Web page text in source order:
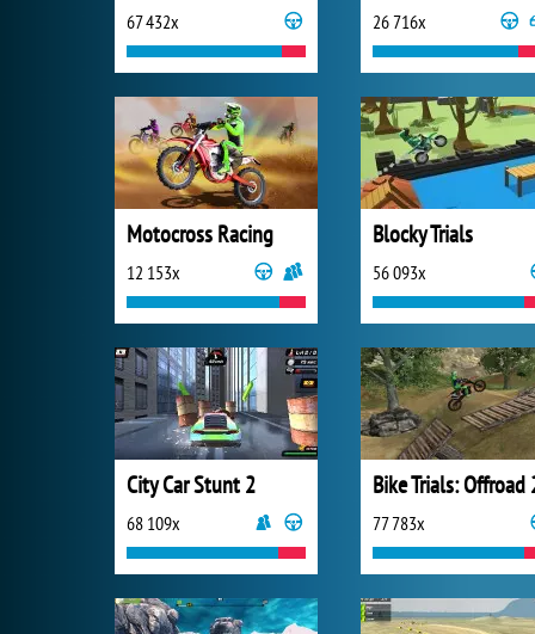
67 432x 26 716x
Motocross Racing
12 153x
Blocky Trials
56 093x
City Car Stunt 2
68 109x
Bike Trials: Offroad
77 783x